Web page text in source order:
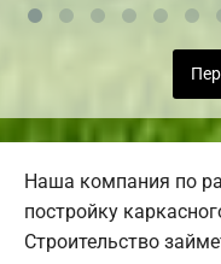
Наша компания по
постройку
Строительство